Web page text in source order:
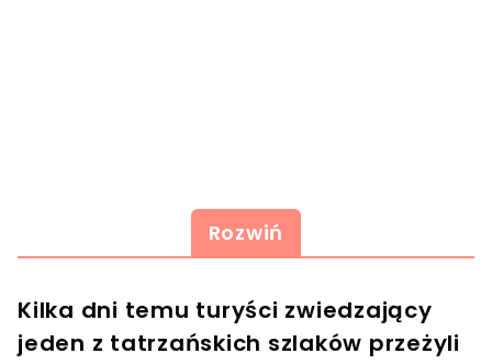
Rozwiń
Kilka dni temu turyści zwiedzający
jeden z tatrzańskich szlaków przeżyli